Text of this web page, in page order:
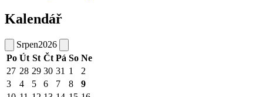
Kalendář
Srpen2026
Po Út St Čt Pá So Ne
27 28 29 30 31 1
2
3
4 5 6 7 8
9